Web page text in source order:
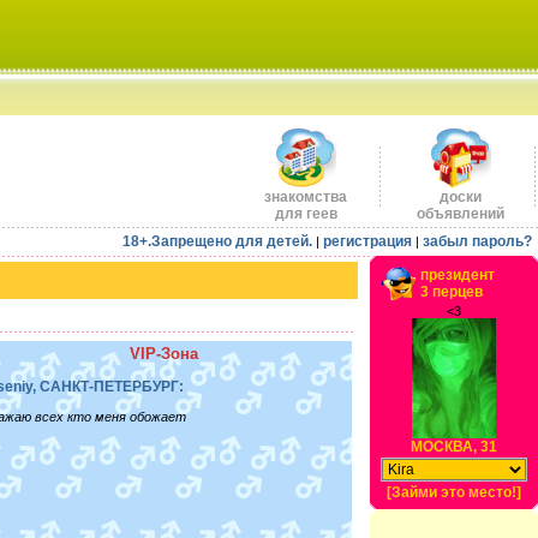
знакомства
для геев
доски
объявлений
18+.Запрещено для детей. | регистрация | забыл пароль?
VIP-Зона
САНКТ-ПЕТЕРБУРГ:
всех кто меня обожает
президент
3 перцев
<3
МОСКВА, 31
[Займи это место!]